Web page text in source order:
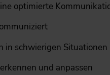
optimierte
in schwierigen Situationen
und anpassen